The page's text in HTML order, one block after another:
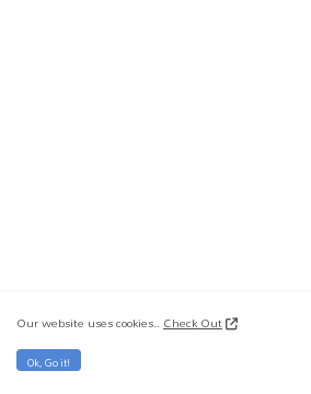
SUPPORT US !
Our website uses cookies..Check Out
Ok, Go it!